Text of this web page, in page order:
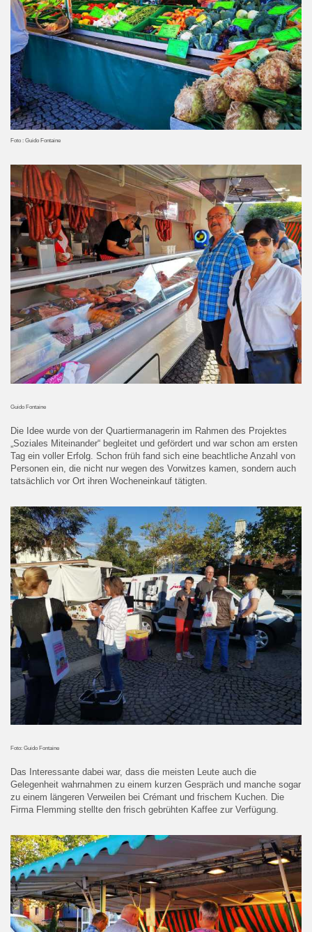
Foto : Guido Fontaine
Guido Fontaine
Die Idee wurde von der Quartiermanagerin im Rahmen des Projektes
„Soziales Miteinander“ begleitet und gefördert und war schon am ersten
Tag ein voller Erfolg. Schon früh fand sich eine beachtliche Anzahl von
Personen ein, die nicht nur wegen des Vorwitzes kamen, sondern auch
tatsächlich vor Ort ihren Wocheneinkauf tätigten.
Foto: Guido Fontaine
Das Interessante dabei war, dass die meisten Leute auch die
Gelegenheit wahrnahmen zu einem kurzen Gespräch und manche sogar
zu einem längeren Verweilen bei Crémant und frischem Kuchen. Die
Firma Flemming stellte den frisch gebrühten Kaffee zur Verfügung.